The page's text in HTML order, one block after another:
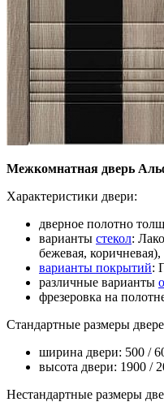
Межкомнатная дверь
Характеристики двери:
дверное полотно
варианты стекол:
бежевая,
варианты покрытий:
различные варианты
фрезеровка на
Стандартные размеры
ширина двери: 500 /
высота двери: 1900 /
Нестандартные размеры